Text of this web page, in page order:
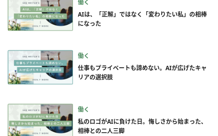
働く
AIは、「正解」ではなく「変わりたい私」の相棒
になった
働く
仕事もプライベートも諦めない。AIが広げたキャ
リアの選択肢
働く
私のロゴがAIに負けた日。悔しさから始まった、
相棒との二人三脚